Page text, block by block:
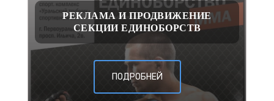
РЕКЛАМА И ПРОДВИЖЕНИЕ
СЕКЦИИ ЕДИНОБОРСТВ
ПОДРОБНЕЙ